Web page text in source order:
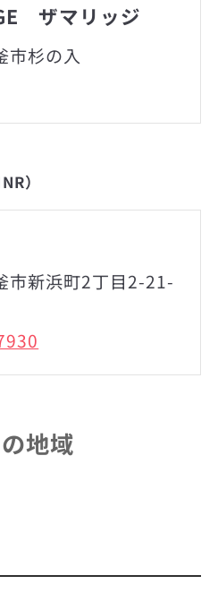
ザマリッジ
市杉の入
）
市新浜町2丁目2-21-
地域